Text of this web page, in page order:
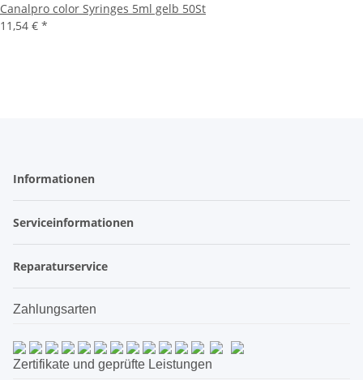
Canalpro color Syringes 5ml gelb 50St
11,54 € *
Informationen
Serviceinformationen
Reparaturservice
Zahlungsarten
Zertifikate und geprüfte Leistungen